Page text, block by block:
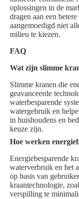
oplossingen in de
dragen aan een
aangemoedigd niet
milieu te kiezen.
FAQ
Wat zijn slimme
Slimme kranen die
geavanceerde
waterbesparende
watergebruik en
in huishoudens en
keuze zijn.
Hoe werken
Energiebesparende
waterverbruik en het
op basis van
kraantechnologie,
verspilling te